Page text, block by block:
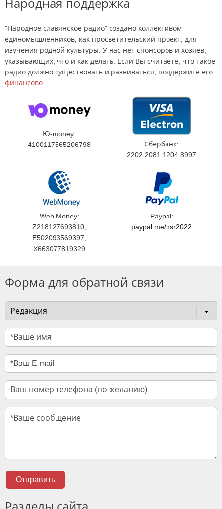
Народная поддержка
"Народное славянское радио" создано коллективом
единомышленников, как просветительский проект, для
изучения родной культуры. У нас нет спонсоров и хозяев,
указывающих, что и как делать. Если Вы считаете, что такое
радио должно существовать и развиваться, поддержите его
финансово.
Ю-money:
4100117565206798
Сбербанк:
2202 2081 1204 8997
Web Money:
Z218127693810,
E502093569397,
X663077819329
Paypal:
paypal.me/nsr2022
Форма для обратной связи
Отправить